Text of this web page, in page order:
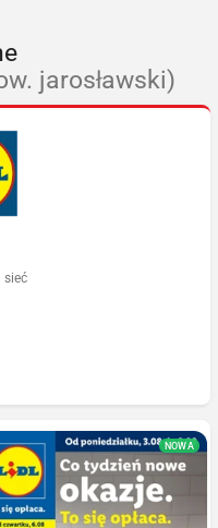
jarosławski)
sieć
NOWA